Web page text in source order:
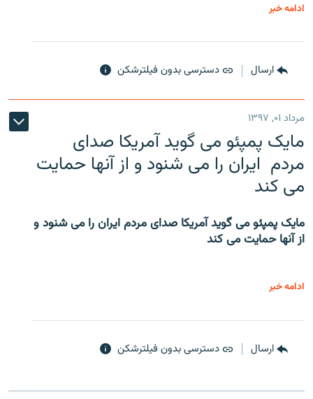
ادامه خبر
ارسال دسترسی بدون فیلترشکن
مرداد ۰۱, ۱۳۹۷
مایک پمپئو می گوید آمریکا صدای
مردم ایران را می شنود و از آنها حمایت
می کند
مایک پمپئو می گوید آمریکا صدای مردم ایران را می شنود و
از آنها حمایت می کند
ادامه خبر
ارسال دسترسی بدون فیلترشکن